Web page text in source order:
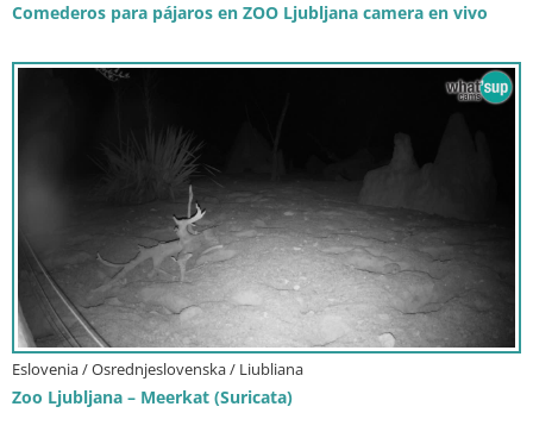
Comederos para pájaros en ZOO Ljubljana camera en vivo
Eslovenia / Osrednjeslovenska / Liubliana
Zoo Ljubljana – Meerkat (Suricata)